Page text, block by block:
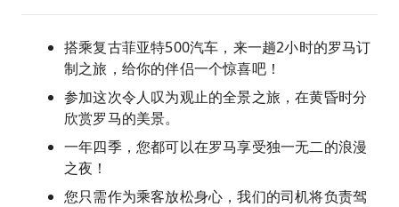
搭乘复古菲亚特500汽车，来一趟2小时的罗马订
制之旅，给你的伴侣一个惊喜吧！
参加这次令人叹为观止的全景之旅，在黄昏时分
欣赏罗马的美景。
一年四季，您都可以在罗马享受独一无二的浪漫
之夜！
您只需作为乘客放松身心，我们的司机将负责驾